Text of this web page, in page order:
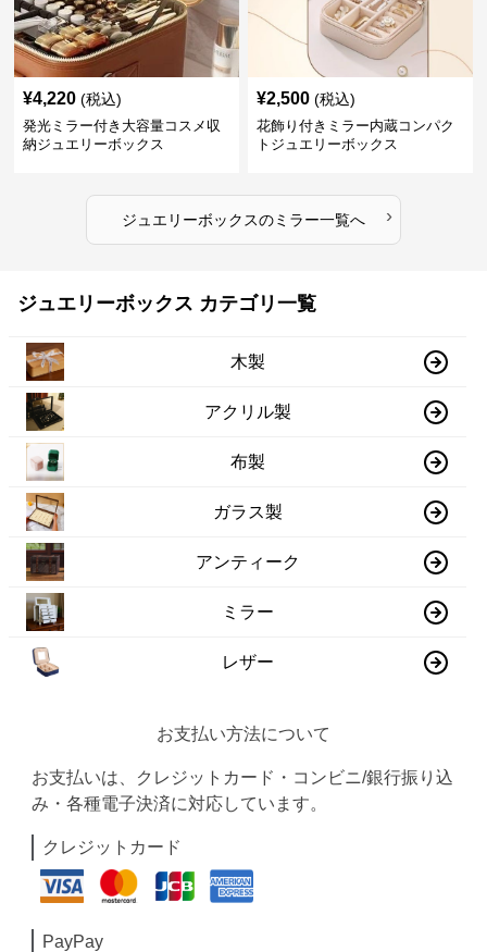
¥4,220 (税込)
発光ミラー付き大容量コスメ収
納ジュエリーボックス
¥2,500 (税込)
花飾り付きミラー内蔵コンパク
トジュエリーボックス
ジュエリーボックスのミラー一覧へ ›
ジュエリーボックス カテゴリ一覧
木製
アクリル製
布製
ガラス製
アンティーク
ミラー
レザー
お支払い方法について
お支払いは、クレジットカード・コンビニ/銀行振り込
み・各種電子決済に対応しています。
クレジットカード
PayPay